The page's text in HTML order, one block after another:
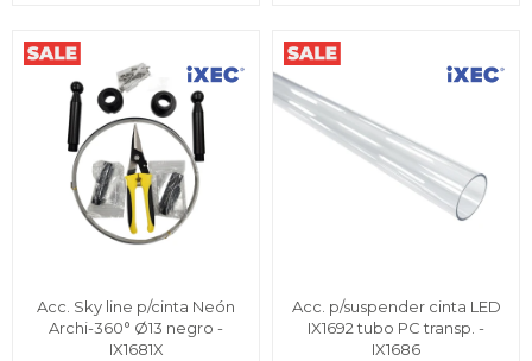
Acc. Sky line p/cinta Neón
Archi-360° Ø13 negro -
IX1681X
Acc. p/suspender cinta LED
IX1692 tubo PC transp. -
IX1686